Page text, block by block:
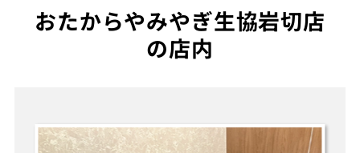
おたからやみやぎ生協岩切店
の店内